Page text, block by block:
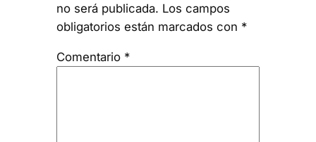
no será publicada. Los campos
obligatorios están marcados con *
Comentario *